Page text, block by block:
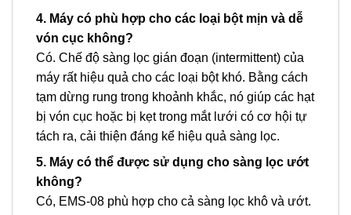
4. Máy có phù hợp cho các loại bột mịn và dễ
vón cục không?
Có. Chế độ sàng lọc gián đoạn (intermittent) của
máy rất hiệu quả cho các loại bột khó. Bằng cách
tạm dừng rung trong khoảnh khắc, nó giúp các hạt
bị vón cục hoặc bị kẹt trong mắt lưới có cơ hội tự
tách ra, cải thiện đáng kể hiệu quả sàng lọc.
5. Máy có thể được sử dụng cho sàng lọc ướt
không?
Có, EMS-08 phù hợp cho cả sàng lọc khô và ướt.